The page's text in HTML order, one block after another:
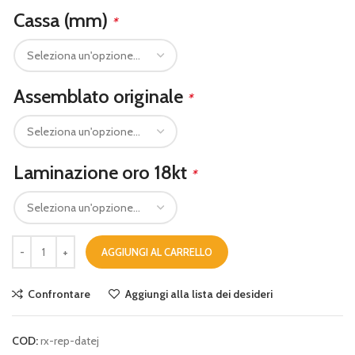
Cassa (mm) *
Assemblato originale *
Laminazione oro 18kt *
AGGIUNGI AL CARRELLO
Confrontare Aggiungi alla lista dei desideri
COD:rx-rep-datej